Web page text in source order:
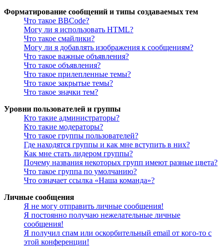
Форматирование сообщений и типы создаваемых тем
Что такое BBCode?
Могу ли я использовать HTML?
Что такое смайлики?
Могу ли я добавлять изображения к сообщениям?
Что такое важные объявления?
Что такое объявления?
Что такое прилепленные темы?
Что такое закрытые темы?
Что такое значки тем?
Уровни пользователей и группы
Кто такие администраторы?
Кто такие модераторы?
Что такое группы пользователей?
Где находятся группы и как мне вступить в них?
Как мне стать лидером группы?
Почему названия некоторых групп имеют разные цвета?
Что такое группа по умолчанию?
Что означает ссылка «Наша команда»?
Личные сообщения
Я не могу отправить личные сообщения!
Я постоянно получаю нежелательные личные
сообщения!
Я получил спам или оскорбительный email от кого-то с
этой конференции!